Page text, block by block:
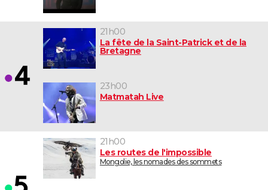
21h00
La fête de la Saint-Patrick et de la
Bretagne
23h00
Matmatah Live
21h00
Les routes de l'impossible
Mongolie, les nomades des sommets